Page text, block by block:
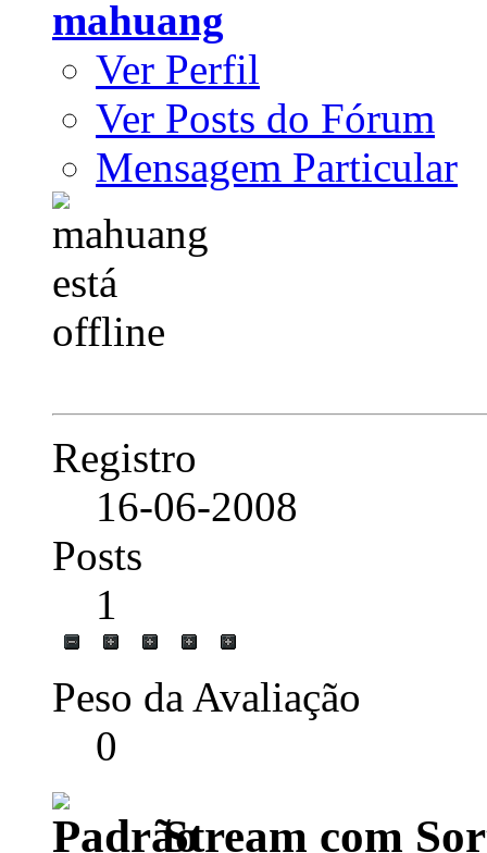
mahuang
Ver Perfil
Ver Posts do Fórum
Mensagem Particular
Registro
16-06-2008
Posts
1
Peso da Avaliação
0
Stream com